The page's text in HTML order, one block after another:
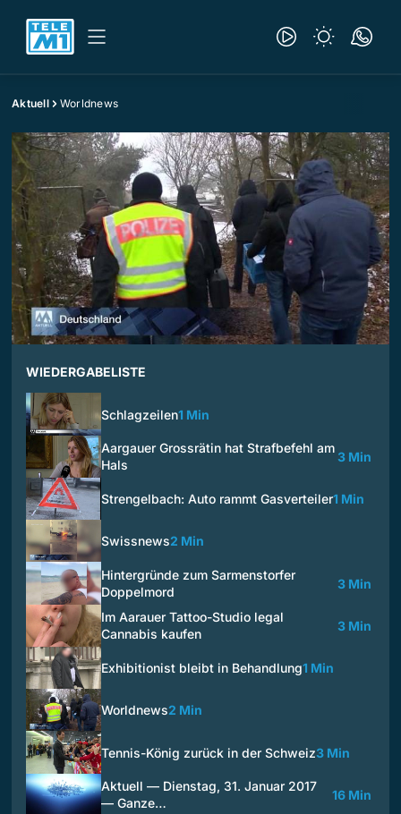
Aktuell Worldnews
WIEDERGABELISTE
Schlagzeilen1 Min
Aargauer Grossrätin hat Strafbefehl am
Hals
3 Min
Strengelbach: Auto rammt Gasverteiler1 Min
Swissnews2 Min
Hintergründe zum Sarmenstorfer
Doppelmord
3 Min
Im Aarauer Tattoo-Studio legal
Cannabis kaufen
3 Min
Exhibitionist bleibt in Behandlung1 Min
Worldnews2 Min
Tennis-König zurück in der Schweiz3 Min
Aktuell — Dienstag, 31. Januar 2017
— Ganze…
16 Min